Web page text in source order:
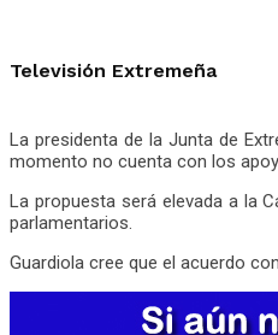
Televisión Extremeña
La presidenta de la Junta de
momento no cuenta con los
La propuesta será elevada a la
parlamentarios.
Guardiola cree que el acuerdo